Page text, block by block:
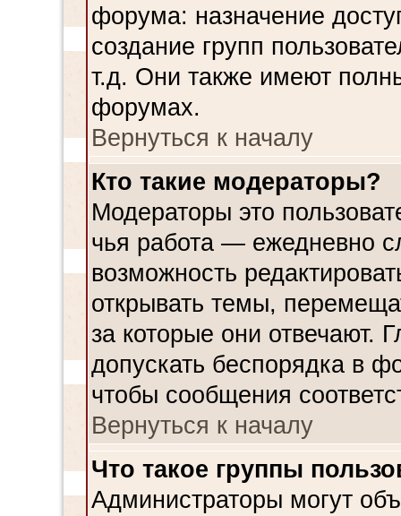
форума: назначение
создание групп
т.д. Они также имеют
форумах.
Вернуться к началу
Кто такие модераторы?
Модераторы это
чья работа — ежедневно
возможность
открывать темы,
за которые они отвечают.
допускать беспорядка в
чтобы сообщения
Вернуться к началу
Что такое группы
Администраторы могут